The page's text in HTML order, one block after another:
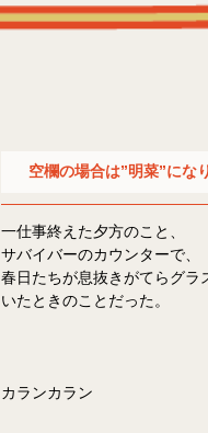
空欄の場合は”明菜”にな
一仕事終えた夕方のこと、
サバイバーのカウンターで、
春日たちが息抜きがてらグラ
いたときのことだった。
カランカラン